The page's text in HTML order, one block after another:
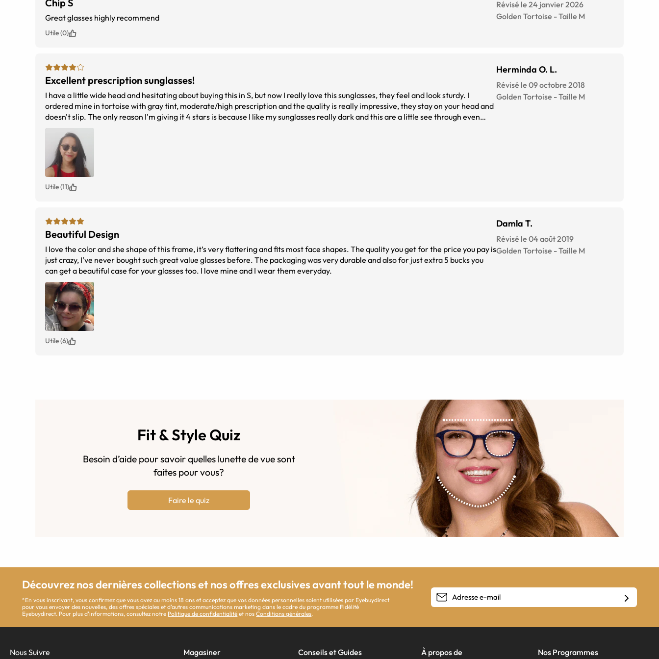
Chip S
Great glasses highly recommend
Révisé le 24 janvier 2026
Golden Tortoise -Taille M
Utile (0)
Excellent prescription sunglasses!
I have a little wide head and hesitating about buying this in S, but now I really love this sunglasses, they feel and look sturdy. I
ordered mine in tortoise with gray tint, moderate/high prescription and the quality is really impressive, they stay on your head and
doesn't slip. The only reason I'm giving it 4 stars is because I like my sunglasses really dark and this are a little see through even
with the gray tint. Other than that I really recommend this style!
Herminda O. L.
Révisé le 09 octobre 2018
Golden Tortoise -Taille M
Utile (11)
Beautiful Design
I love the color and she shape of this frame, it’s very flattering and fits most face shapes. The quality you get for the price you pay is
just crazy, I’ve never bought such great value glasses before. The packaging was very durable and also for just extra 5 bucks you
can get a beautiful case for your glasses too. I love mine and I wear them everyday.
Damla T.
Révisé le 04 août 2019
Golden Tortoise -Taille M
Utile (6)
Fit & Style Quiz
Besoin d’aide pour savoir quelles lunette de vue sont
faites pour vous?
Faire le quiz
Découvrez nos dernières collections et nos offres exclusives avant tout le monde!
*En vous inscrivant, vous confirmez que vous avez au moins 18 ans et acceptez que vos données personnelles soient utilisées par Eyebuydirect
pour vous envoyer des nouvelles, des offres spéciales et d'autres communications marketing dans le cadre du programme Fidélité
Eyebuydirect. Pour plus d'informations, consultez notre Politique de confidentialité et nosConditions générales.
Nous Suivre Magasiner Conseils et Guides À propos de Nos Programmes